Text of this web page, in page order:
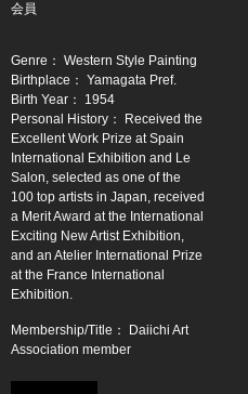
会員
Genre： Western Style Painting
Birthplace： Yamagata Pref.
Birth Year： 1954
Personal History： Received the
Excellent Work Prize at Spain
International Exhibition and Le
Salon, selected as one of the
100 top artists in Japan, received
a Merit Award at the International
Exciting New Artist Exhibition,
and an Atelier International Prize
at the France International
Exhibition.
Membership/Title： Daiichi Art
Association member